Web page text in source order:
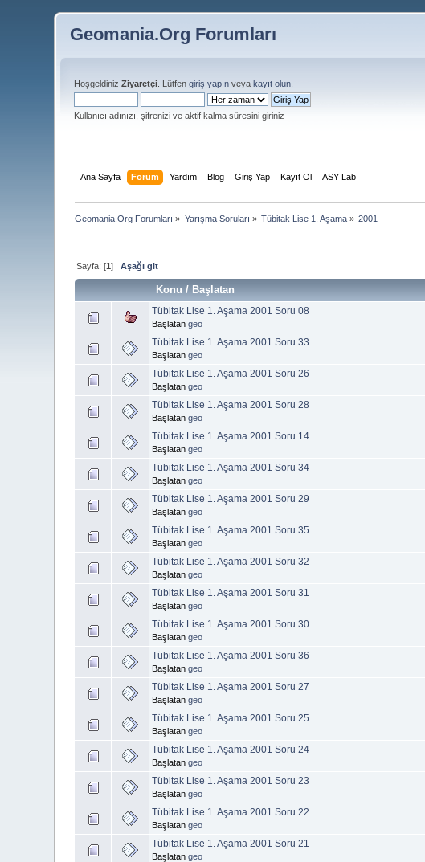
Geomania.Org Forumları
HoşgeldinizZiyaretçi . Lütfengiriş yapın veyakayıt olun
Kullanıcı adınızı, şifrenizi ve aktif kalma süresini giriniz
Ana Sayfa Forum Yardım Blog Giriş Yap Kayıt Ol ASY Lab
Geomania.Org Forumları » Yarışma Soruları » Tübitak Lise 1. Aşama » 2001
Sayfa: [1]Aşağı git
Konu /Başlatan
Tübitak Lise 1. Aşama 2001 Soru 08
Başlatangeo
Tübitak Lise 1. Aşama 2001 Soru 33
Başlatangeo
Tübitak Lise 1. Aşama 2001 Soru 26
Başlatangeo
Tübitak Lise 1. Aşama 2001 Soru 28
Başlatangeo
Tübitak Lise 1. Aşama 2001 Soru 14
Başlatangeo
Tübitak Lise 1. Aşama 2001 Soru 34
Başlatangeo
Tübitak Lise 1. Aşama 2001 Soru 29
Başlatangeo
Tübitak Lise 1. Aşama 2001 Soru 35
Başlatangeo
Tübitak Lise 1. Aşama 2001 Soru 32
Başlatangeo
Tübitak Lise 1. Aşama 2001 Soru 31
Başlatangeo
Tübitak Lise 1. Aşama 2001 Soru 30
Başlatangeo
Tübitak Lise 1. Aşama 2001 Soru 36
Başlatangeo
Tübitak Lise 1. Aşama 2001 Soru 27
Başlatangeo
Tübitak Lise 1. Aşama 2001 Soru 25
Başlatangeo
Tübitak Lise 1. Aşama 2001 Soru 24
Başlatangeo
Tübitak Lise 1. Aşama 2001 Soru 23
Başlatangeo
Tübitak Lise 1. Aşama 2001 Soru 22
Başlatangeo
Tübitak Lise 1. Aşama 2001 Soru 21
Başlatangeo